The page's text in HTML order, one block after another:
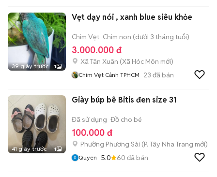
39 giây trước 1
Vẹt dạy nói , xanh blue siêu khỏe
Chim Vẹt Chim non (dưới 3 tháng tuổi)
3.000.000 đ
Xã Tân Xuân (Xã Hóc Môn mới)
Chim Vẹt Cảnh TPHCM 23 đã bán
41 giây trước 1
Giày búp bê Bitis đen size 31
Đã sử dụng Đồ cho bé
100.000 đ
Phường Phương Sài (P. Tây Nha Trang mới)
Quyen 5.0 60 đã bán